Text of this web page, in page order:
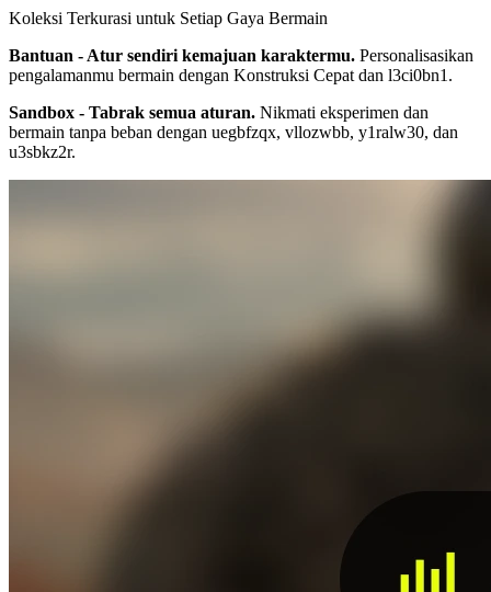
Koleksi Terkurasi untuk Setiap Gaya Bermain
Bantuan - Atur sendiri kemajuan karaktermu. Personalisasikan
pengalamanmu bermain dengan Konstruksi Cepat dan l3ci0bn1.
Sandbox - Tabrak semua aturan. Nikmati eksperimen dan
bermain tanpa beban dengan uegbfzqx, vllozwbb, y1ralw30, dan
u3sbkz2r.